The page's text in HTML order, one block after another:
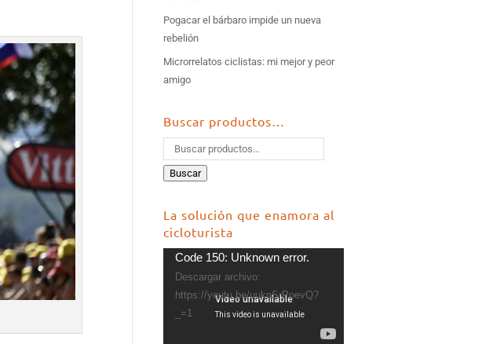
Pogacar el bárbaro impide un nueva
rebelión
Microrrelatos ciclistas: mi mejor y peor
amigo
Buscar productos…
Buscar
La solución que enamora al
cicloturista
Reproductor
vídeo
Code 150: Unknown error.
Descargar archivo:
https://youtu.be/uuknSrPoevQ?
_=1